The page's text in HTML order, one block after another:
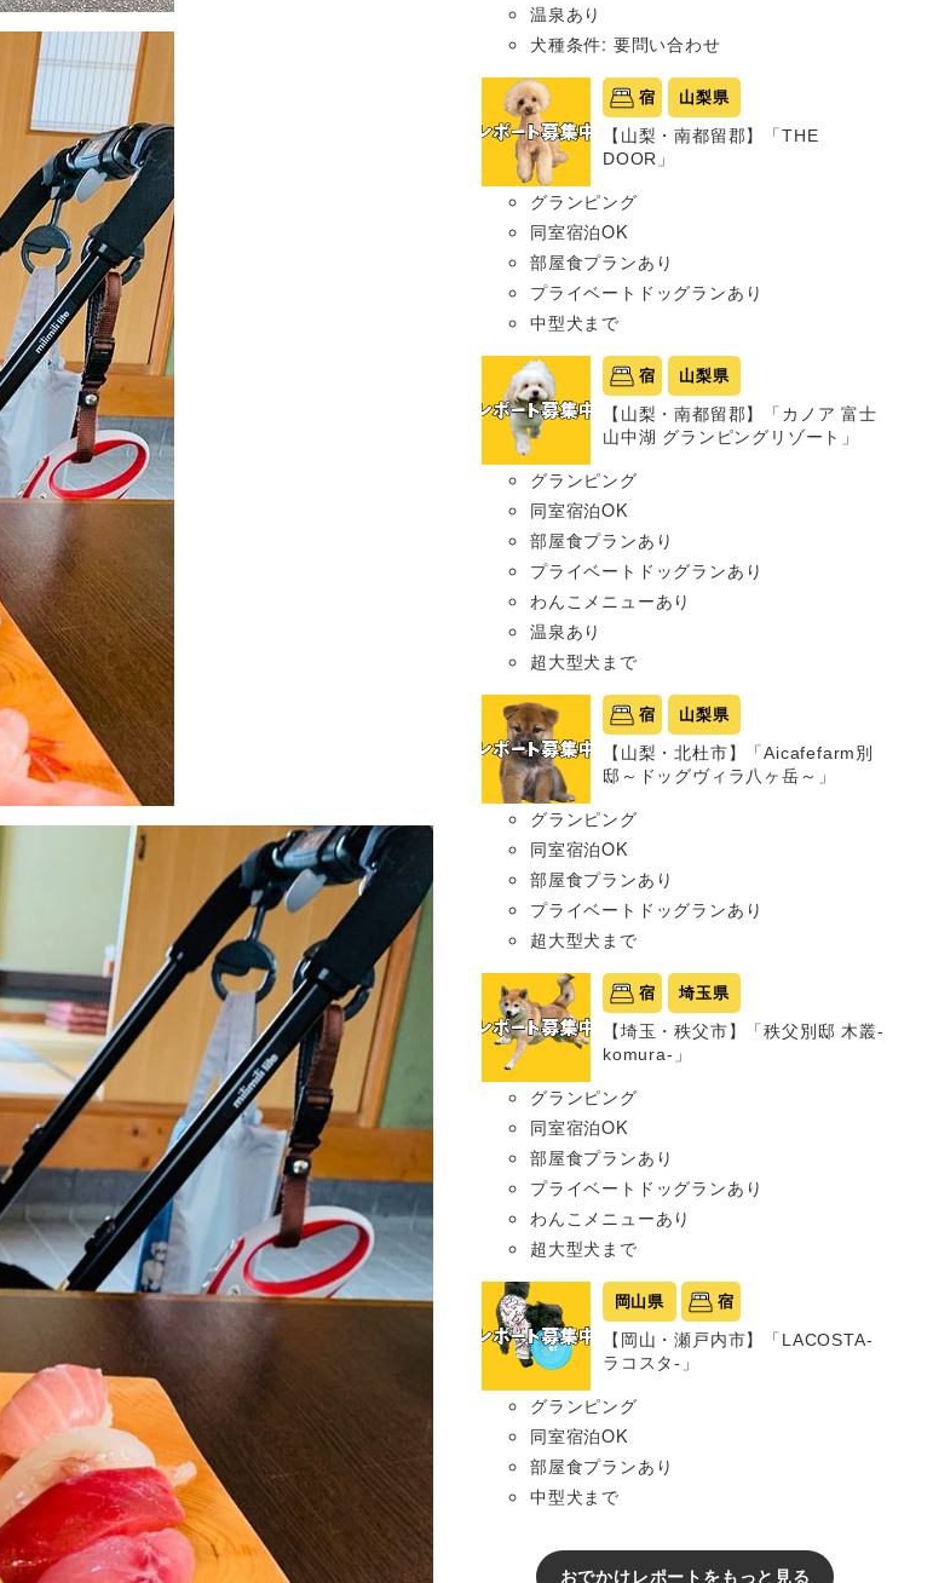
温泉あり
犬種条件: 要問い合わせ
宿 山梨県
【山梨・南都留郡】「THE
DOOR」
グランピング
同室宿泊OK
部屋食プランあり
プライベートドッグランあり
中型犬まで
宿 山梨県
【山梨・南都留郡】「カノア 富士
山中湖 グランピングリゾート」
グランピング
同室宿泊OK
部屋食プランあり
プライベートドッグランあり
わんこメニューあり
温泉あり
超大型犬まで
宿 山梨県
【山梨・北杜市】「Aicafefarm別
邸～ドッグヴィラ八ヶ岳～」
グランピング
同室宿泊OK
部屋食プランあり
プライベートドッグランあり
超大型犬まで
宿 埼玉県
【埼玉・秩父市】「秩父別邸 木叢-
komura-」
グランピング
同室宿泊OK
部屋食プランあり
プライベートドッグランあり
わんこメニューあり
超大型犬まで
岡山県 宿
【岡山・瀬戸内市】「LACOSTA-
ラコスタ-」
グランピング
同室宿泊OK
部屋食プランあり
中型犬まで
おでかけレポートをもっと見る